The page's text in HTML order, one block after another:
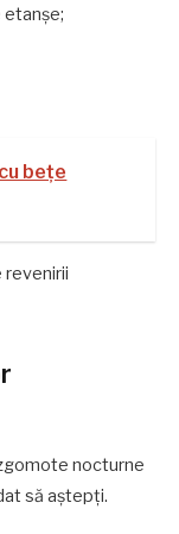
etanșe;
bețe
revenirii
nocturne
să aștepți.